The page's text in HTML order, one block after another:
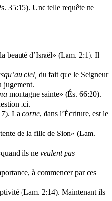
35:15). Une telle requête ne
beauté d’Israël» (Lam. 2:1). Il
ciel, du fait que le Seigneur
jugement.
montagne sainte» (És. 66:20).
ici.
La corne, dans l’Écriture, est le
de la fille de Sion» (Lam.
ils ne veulent pas
à commencer par ces
(Lam. 2:14). Maintenant ils